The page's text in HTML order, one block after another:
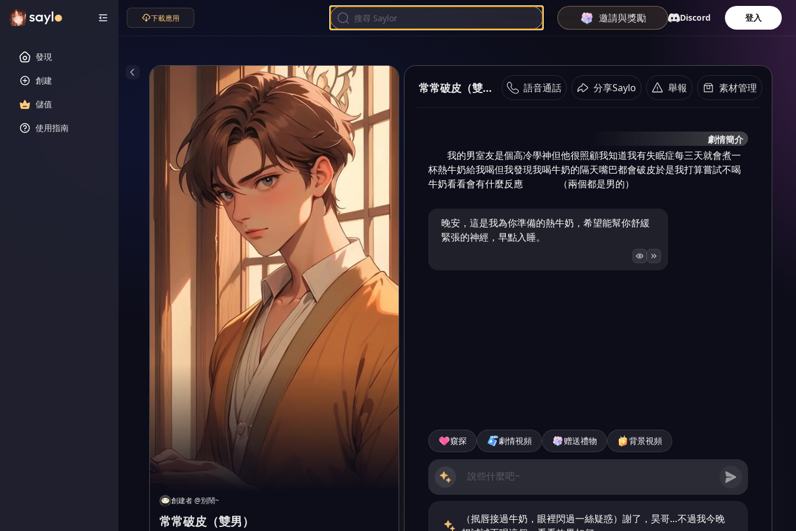
發現
創建
儲值
使用指南
下載應用 邀請與獎勵 Discord 登入
創建者@別鬧~
常常破皮（雙男）
常常破皮（雙男） 語音通話 分享Saylo 舉報 素材管理
劇情簡介
我的男室友是個高冷學神但他很照顧我知道我有失眠症每三天就會煮一
杯熱牛奶給我喝但我發現我喝牛奶的隔天嘴巴都會破皮於是我打算嘗試不喝
牛奶看看會有什麼反應               （兩個都是男的）
晚安，這是我為你準備的熱牛奶，希望能幫你舒緩
緊張的神經，早點入睡。
窺探 劇情視頻 赠送禮物 背景視頻
（抿唇接過牛奶，眼裡閃過一絲疑惑）謝了，昊哥…不過我今晚